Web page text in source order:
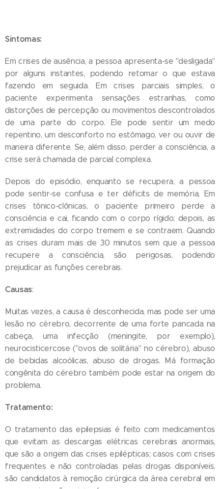
Sintomas:
Em crises de ausência, a pessoa apresenta-se "desligada"
por alguns instantes, podendo retomar o que estava
fazendo em seguida. Em crises parciais simples, o
paciente experimenta sensações estranhas, como
distorções de percepção ou movimentos descontrolados
de uma parte do corpo. Ele pode sentir um medo
repentino, um desconforto no estômago, ver ou ouvir de
maneira diferente. Se, além disso, perder a consciência, a
crise será chamada de parcial complexa.
Depois do episódio, enquanto se recupera, a pessoa
pode sentir-se confusa e ter déficits de memória. Em
crises tônico-clônicas, o paciente primeiro perde a
consciência e cai, ficando com o corpo rígido; depois, as
extremidades do corpo tremem e se contraem. Quando
as crises duram mais de 30 minutos sem que a pessoa
recupere a consciência, são perigosas, podendo
prejudicar as funções cerebrais.
Causas:
Muitas vezes, a causa é desconhecida, mas pode ser uma
lesão no cérebro, decorrente de uma forte pancada na
cabeça, uma infecção (meningite, por exemplo),
neurocisticercose ("ovos de solitária" no cérebro), abuso
de bebidas alcoólicas, abuso de drogas. Má formação
congênita do cérebro também pode estar na origem do
problema.
Tratamento:
O tratamento das epilepsias é feito com medicamentos
que evitam as descargas elétricas cerebrais anormais,
que são a origem das crises epilépticas; casos com crises
frequentes e não controladas pelas drogas disponíveis,
são candidatos à remoção cirúrgica da área cerebral em